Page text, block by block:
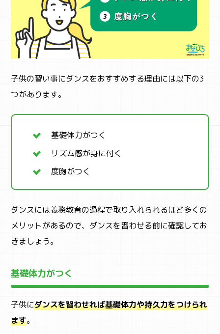
子供の習い事にダンスをおすすめする理由には以下の3
つがあります。
基礎体力がつく
リズム感が身に付く
度胸がつく
ダンスには義務教育の過程で取り入れられるほど多くの
メリットがあるので、ダンスを習わせる前に確認してお
きましょう。
基礎体力がつく
子供にダンスを習わせれば基礎体力や持久力をつけられ
ます。